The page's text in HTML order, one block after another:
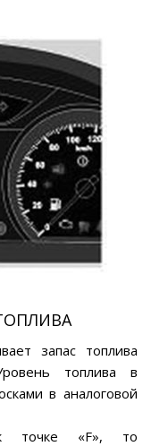
запас топлива
топлива в
в аналоговой
к точке «F», то